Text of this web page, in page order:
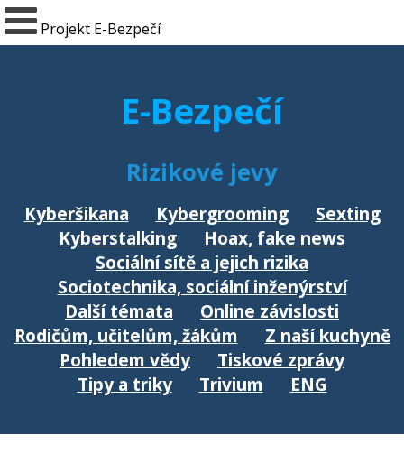
Projekt E-Bezpečí
E-Bezpečí
Rizikové jevy
Kyberšikana Kybergrooming
Sexting
Kyberstalking
Hoax, fake news
Sociální sítě a jejich rizika
Sociotechnika, sociální inženýrství
Další témata
Online závislosti
Rodičům, učitelům, žákům
Z naší kuchyně
Pohledem vědy
Tiskové zprávy
Tipy a triky
Trivium ENG